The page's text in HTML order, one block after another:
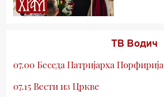
ТВ Водич
07.00 Беседа Патријарха Порфирија
07.15 Вести из Цркве